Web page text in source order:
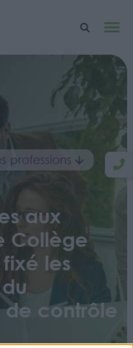
professions
aux
Collège
les
contrôle